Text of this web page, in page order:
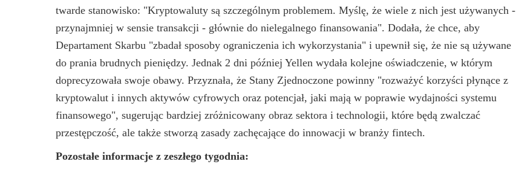
twarde stanowisko: "Kryptowaluty są szczególnym problemem. Myślę, że wiele z nich jest używanych -
przynajmniej w sensie transakcji - głównie do nielegalnego finansowania". Dodała, że ​​chce, aby
Departament Skarbu "zbadał sposoby ograniczenia ich wykorzystania" i upewnił się, że nie są używane
do prania brudnych pieniędzy. Jednak 2 dni później Yellen wydała kolejne oświadczenie, w którym
doprecyzowała swoje obawy. Przyznała, że ​​Stany Zjednoczone powinny "rozważyć korzyści płynące z
kryptowalut i innych aktywów cyfrowych oraz potencjał, jaki mają w poprawie wydajności systemu
finansowego", sugerując bardziej zróżnicowany obraz sektora i technologii, które będą zwalczać
przestępczość, ale także stworzą zasady zachęcające do innowacji w branży fintech.
Pozostałe informacje z zeszłego tygodnia: